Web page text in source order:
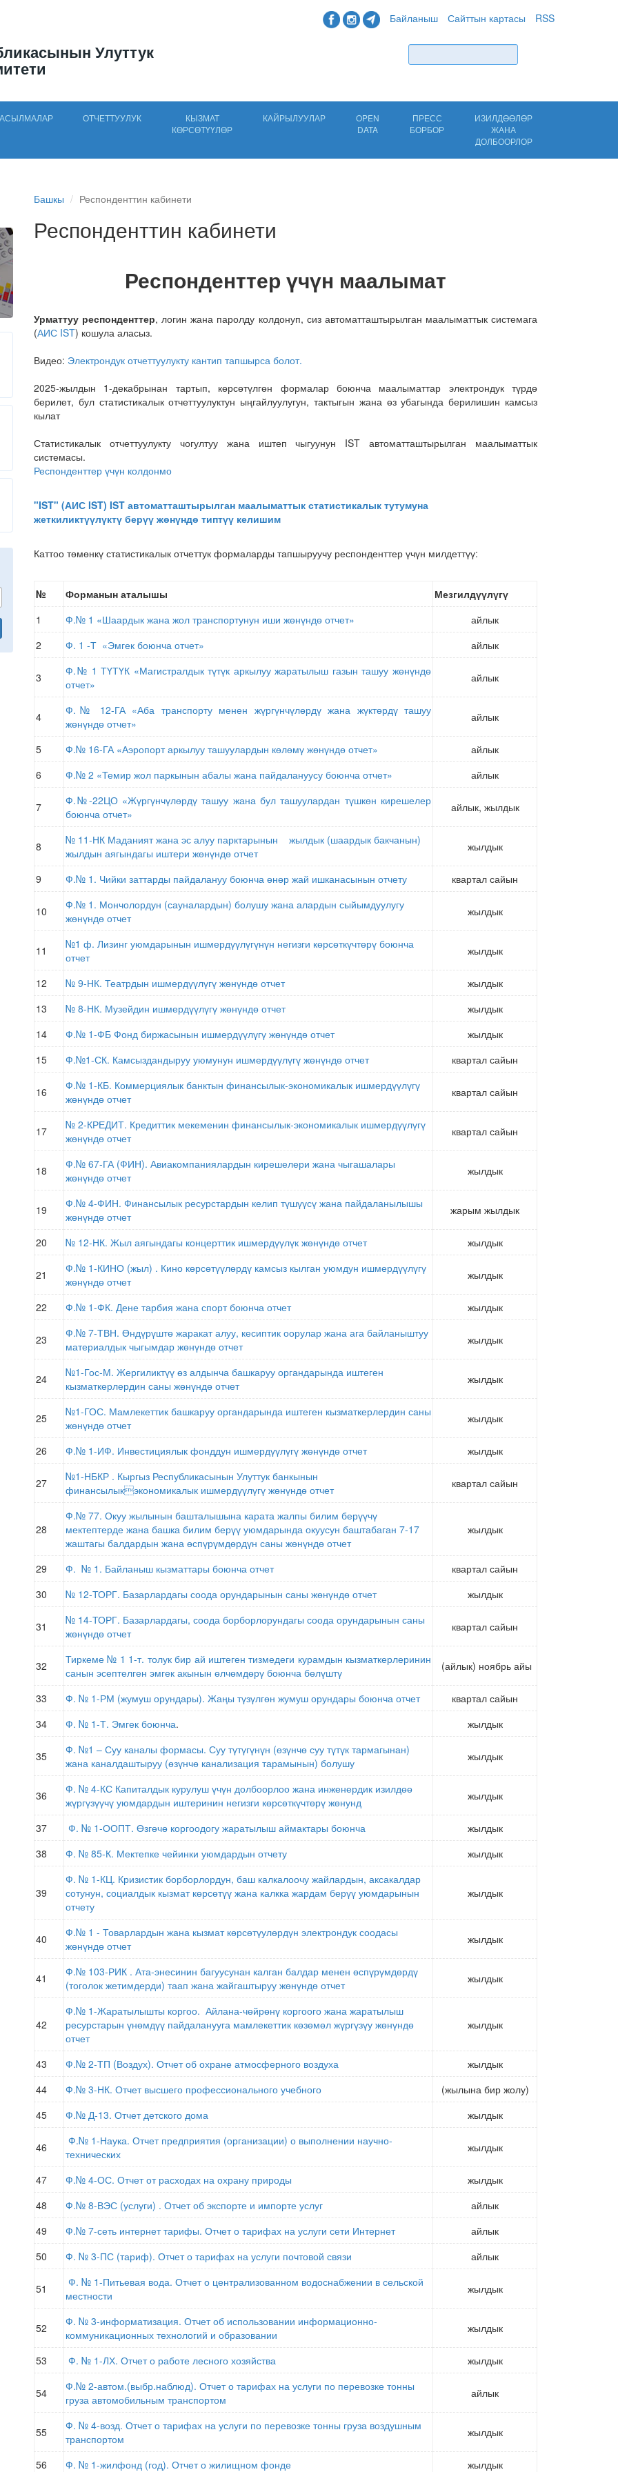
Байланыш Сайттын картасы RSS
Улуттук
ОТЧЕТТУУЛУК
КЫЗМАТ
КӨРСӨТҮҮЛӨР
КАЙРЫЛУУЛАР
OPEN
DATA
ПРЕСС
БОРБОР
ИЗИЛДӨӨЛӨР
ЖАНА
ДОЛБООРЛОР
Башкы Респонденттин кабинети
Респонденттин кабинети
Респонденттер үчүн маалымат
Урматтуу респонденттер, логин жана паролду колдонуп, сиз автоматташтырылган маалыматтык системага
(АИС IST) кошула аласыз.
Видео: Электрондук отчеттуулукту кантип тапшырса болот.
2025-жылдын 1-декабрынан тартып, көрсөтүлгөн формалар боюнча маалыматтар электрондук түрдө
берилет, бул статистикалык отчеттуулуктун ыңгайлуулугун, тактыгын жана өз убагында берилишин камсыз
кылат
Статистикалык отчеттуулукту чогултуу жана иштеп чыгуунун IST автоматташтырылган маалыматтык
системасы.
Респонденттер үчүн колдонмо
"IST" (АИС IST) IST автоматташтырылган маалыматтык статистикалык тутумуна
жеткиликтүүлүктү берүү жөнүндө типтүү келишим
Каттоо төмөнкү статистикалык отчеттук формаларды тапшыруучу респонденттер үчүн милдеттүү:
№ Форманын аталышы
Мезгилдүүлүгү
1
Ф.№ 1 «Шаардык жана жол транспортунун иши жөнүндө отчет»
айлык
2
Ф. 1 -Т «Эмгек боюнча отчет» айлык
3 Ф.№ 1 ТҮТҮК «Магистралдык түтүк аркылуу жаратылыш газын ташуу жөнүндө
отчет»
айлык
4
Ф.№ 12-ГА «Аба транспорту менен жүргүнчүлөрдү жана жүктөрдү ташуу
жөнүндө отчет»
айлык
5 Ф.№ 16-ГА «Аэропорт аркылуу ташуулардын көлөмү жөнүндө отчет»
айлык
6
Ф.№ 2 «Темир жол паркынын абалы жана пайдалануусу боюнча отчет» айлык
7 Ф.№-22ЦО «Жүргүнчүлөрдү ташуу жана бул ташуулардан түшкөн кирешелер
боюнча отчет»
айлык, жылдык
8
№ 11-НК Маданият жана эс алуу парктарынын жылдык (шаардык бакчанын)
жылдын аягындагы иштери жөнүндө отчет
жылдык
9 Ф.№ 1. Чийки заттарды пайдалануу боюнча өнөр жай ишканасынын отчету квартал сайын
10
Ф.№ 1. Мончолордун (сауналардын) болушу жана алардын сыйымдуулугу
жөнүндө отчет
жылдык
11
№1 ф. Лизинг уюмдарынын ишмердүүлүгүнүн негизги көрсөткүчтөрү боюнча
отчет
жылдык
12 № 9-НК. Театрдын ишмердүүлүгү жөнүндө отчет
жылдык
13
№ 8-НК. Музейдин ишмердүүлүгү жөнүндө отчет
жылдык
14
Ф.№ 1-ФБ Фонд биржасынын ишмердүүлүгү жөнүндө отчет
жылдык
15
Ф.№1-СК. Камсыздандыруу уюмунун ишмердүүлүгү жөнүндө отчет квартал сайын
16
Ф.№ 1-КБ. Коммерциялык банктын финансылык-экономикалык ишмердүүлүгү
жөнүндө отчет
квартал сайын
17
№ 2-КРЕДИТ. Кредиттик мекеменин финансылык-экономикалык ишмердүүлүгү
жөнүндө отчет
квартал сайын
18
Ф.№ 67-ГА (ФИН). Авиакомпаниялардын кирешелери жана чыгашалары
жөнүндө отчет
жылдык
19
Ф.№ 4-ФИН. Финансылык ресурстардын келип түшүүсү жана пайдаланылышы
жөнүндө отчет
жарым жылдык
20 № 12-НК. Жыл аягындагы концерттик ишмердүүлүк жөнүндө отчет жылдык
21
Ф.№ 1-КИНО (жыл) . Кино көрсөтүүлөрдү камсыз кылган уюмдун ишмердүүлүгү
жөнүндө отчет
жылдык
22 Ф.№ 1-ФК. Дене тарбия жана спорт боюнча отчет жылдык
23
Ф.№ 7-ТВН. Өндүрүштө жаракат алуу, кесиптик оорулар жана ага байланыштуу
материалдык чыгымдар жөнүндө отчет
жылдык
24
№1-Гос-М. Жергиликтүү өз алдынча башкаруу органдарында иштеген
кызматкерлердин саны жөнүндө отчет
жылдык
25
№1-ГОС. Мамлекеттик башкаруу органдарында иштеген кызматкерлердин саны
жөнүндө отчет
жылдык
26 Ф.№ 1-ИФ. Инвестициялык фонддун ишмердүүлүгү жөнүндө отчет жылдык
27
№1-НБКР . Кыргыз Республикасынын Улуттук банкынын
финансылыкэкономикалык ишмердүүлүгү жөнүндө отчет
квартал сайын
28
Ф.№ 77. Окуу жылынын башталышына карата жалпы билим берүүчү
мектептерде жана башка билим берүү уюмдарында окуусун баштабаган 7-17
жаштагы балдардын жана өспүрүмдөрдүн саны жөнүндө отчет
жылдык
29 Ф. № 1. Байланыш кызматтары боюнча отчет
квартал сайын
30
№ 12-ТОРГ. Базарлардагы соода орундарынын саны жөнүндө отчет жылдык
31
№ 14-ТОРГ. Базарлардагы, соода борборлорундагы соода орундарынын саны
жөнүндө отчет
квартал сайын
32
Тиркеме № 1 1-т. толук бир ай иштеген тизмедеги курамдын кызматкерлеринин
санын эсептелген эмгек акынын өлчөмдөрү боюнча бөлүштү
(айлык) ноябрь айы
33 Ф. № 1-РМ (жумуш орундары). Жаңы түзүлгөн жумуш орундары боюнча отчет
квартал сайын
34
Ф. № 1-Т. Эмгек боюнча. жылдык
35
Ф. №1 – Суу каналы формасы. Суу түтүгүнүн (өзүнчө суу түтүк тармагынан)
жана каналдаштыруу (өзүнчө канализация тарамынын) болушу
жылдык
36
Ф. № 4-КС Капиталдык курулуш үчүн долбоорлоо жана инженердик изилдөө
жүргүзүүчү уюмдардын иштеринин негизги көрсөткүчтөрү жөнунд
жылдык
37 Ф. № 1-ООПТ. Өзгөчө коргоодогу жаратылыш аймактары боюнча
жылдык
38
Ф. № 85-К. Мектепке чейинки уюмдардын отчету жылдык
39
Ф. № 1-КЦ. Кризистик борборлордун, баш калкалоочу жайлардын, аксакалдар
сотунун, социалдык кызмат көрсөтүү жана калкка жардам берүү уюмдарынын
отчету
жылдык
40
Ф.№ 1 - Товарлардын жана кызмат көрсөтүулөрдүн электрондук соодасы
жөнүндө отчет
жылдык
41
Ф.№ 103-РИК . Ата-энесинин багуусунан калган балдар менен өспүрүмдөрдү
(тоголок жетимдерди) таап жана жайгаштыруу жөнүндө отчет
жылдык
42
Ф.№ 1-Жаратылышты коргоо. Айлана-чөйрөнү коргоого жана жаратылыш
ресурстарын үнөмдүү пайдаланууга мамлекеттик көзөмөл жүргүзүу жөнүндө
отчет
жылдык
43 Ф.№ 2-ТП (Воздух). Отчет об охране атмосферного воздуха
жылдык
44
Ф.№ 3-НК. Отчет высшего профессионального учебного
(жылына бир жолу)
45
Ф.№ Д-13. Отчет детского дома жылдык
46
Ф.№ 1-Наука. Отчет предприятия (организации) о выполнении научно-
технических
жылдык
47 Ф.№ 4-ОС. Отчет от расходах на охрану природы
жылдык
48
Ф.№ 8-ВЭС (услуги) . Отчет об экспорте и импорте услуг
айлык
49
Ф.№ 7-сеть интернет тарифы. Отчет о тарифах на услуги сети Интернет
айлык
50
Ф. № 3-ПС (тариф). Отчет о тарифах на услуги почтовой связи айлык
51
Ф. № 1-Питьевая вода. Отчет о централизованном водоснабжении в сельской
местности
жылдык
52
Ф. № 3-информатизация. Отчет об использовании информационно-
коммуникационных технологий и образовании
жылдык
53 Ф. № 1-ЛХ. Отчет о работе лесного хозяйства жылдык
54
Ф.№ 2-автом.(выбр.наблюд). Отчет о тарифах на услуги по перевозке тонны
груза автомобильным транспортом
айлык
55
Ф. № 4-возд. Отчет о тарифах на услуги по перевозке тонны груза воздушным
транспортом
жылдык
56 Ф. № 1-жилфонд (год). Отчет о жилищном фонде жылдык